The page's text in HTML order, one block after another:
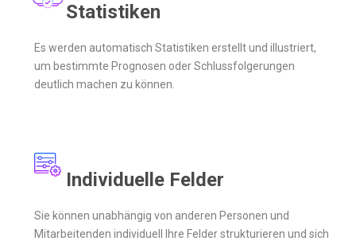
Statistiken
Es werden automatisch Statistiken erstellt und illustriert,
um bestimmte Prognosen oder Schlussfolgerungen
deutlich machen zu können.
Individuelle Felder
Sie können unabhängig von anderen Personen und
Mitarbeitenden individuell Ihre Felder strukturieren und sich